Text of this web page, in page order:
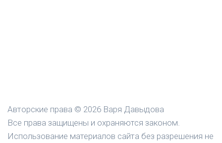
Авторские права © 2026 Варя Давыдова
Все права защищены и охраняются законом.
Использование материалов сайта без разрешения не